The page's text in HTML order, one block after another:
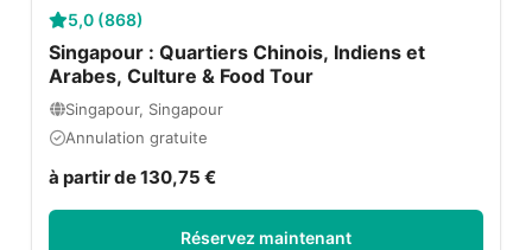
5,0 (868)
Singapour : Quartiers Chinois, Indiens et
Arabes, Culture & Food Tour
Singapour, Singapour
Annulation gratuite
à partir de 130,75 €
Réservez maintenant